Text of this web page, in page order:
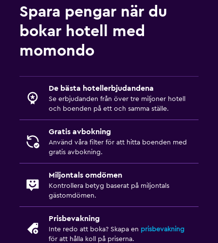
Spara pengar när du
bokar hotell med
momondo
De bästa hotellerbjudandena
Se erbjudanden från över tre miljoner hotell
och boenden på ett och samma ställe.
Gratis avbokning
Använd våra filter för att hitta boenden med
gratis avbokning.
Miljontals omdömen
Kontrollera betyg baserat på miljontals
gästomdömen.
Prisbevakning
Inte redo att boka? Skapa en prisbevakning
för att hålla koll på priserna.